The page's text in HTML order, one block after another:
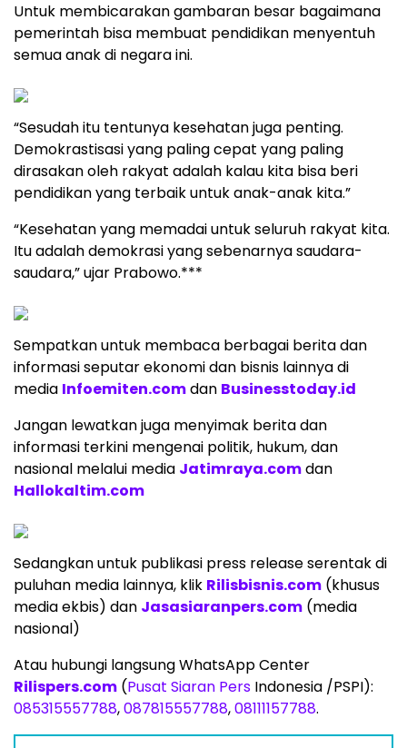
Untuk membicarakan gambaran besar bagaimana
pemerintah bisa membuat pendidikan menyentuh
semua anak di negara ini.
“Sesudah itu tentunya kesehatan juga penting.
Demokrastisasi yang paling cepat yang paling
dirasakan oleh rakyat adalah kalau kita bisa beri
pendidikan yang terbaik untuk anak-anak kita.”
“Kesehatan yang memadai untuk seluruh rakyat kita.
Itu adalah demokrasi yang sebenarnya saudara-
saudara,” ujar Prabowo.***
Sempatkan untuk membaca berbagai berita dan
informasi seputar ekonomi dan bisnis lainnya di
media Infoemiten.comdan Businesstoday.id
Jangan lewatkan juga menyimak berita dan
informasi terkini mengenai politik, hukum, dan
nasional melalui media Jatimraya.comdan
Hallokaltim.com
Sedangkan untuk publikasi press release serentak di
puluhan media lainnya, klik Rilisbisnis.com (khusus
media ekbis) dan Jasasiaranpers.com (media
nasional)
Atau hubungi langsung WhatsApp Center
Rilispers.com (Pusat Siaran Pers Indonesia /PSPI):
085315557788,087815557788,08111157788.